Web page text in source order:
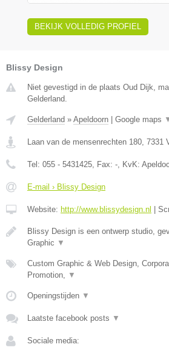
BEKIJK VOLLEDIG PROFIEL
Blissy Design
Niet gevestigd in de plaats Oud Dijk,
Gelderland.
Gelderland » Apeldoorn Google maps
Laan van de mensenrechten 180 7331
Tel: 055 - 5431425 , Fax: - , KvK:
E-mail › Blissy Design
Website: http://www.blissydesign.nl
Blissy Design is een ontwerp studio,
Graphic ▼
Custom Graphic & Web Design,
Promotion,
▼
Openingstijden ▼
Laatste facebook posts ▼
Sociale media: